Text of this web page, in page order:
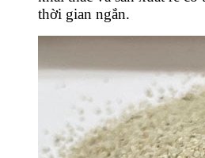
thời gian ngắn.